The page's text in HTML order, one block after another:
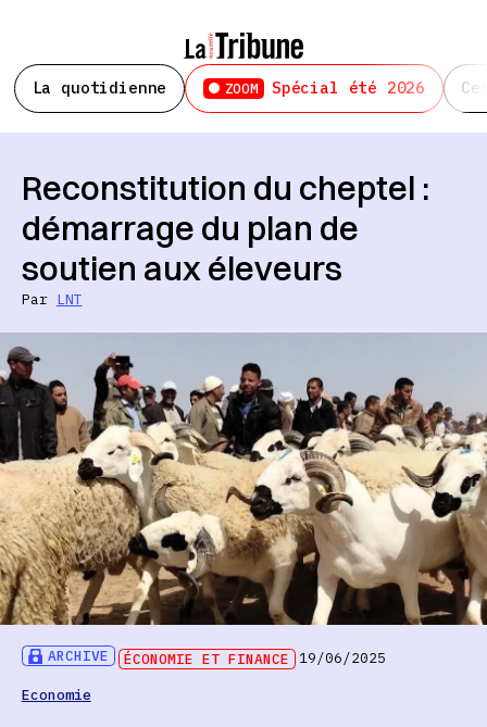
La quotidienne ZOOM Spécial été 2026
ARCHIVE ÉCONOMIE ET FINANCE
19/06/2025
Economie
Reconstitution du cheptel :
démarrage du plan de
soutien aux éleveurs
Par LNT